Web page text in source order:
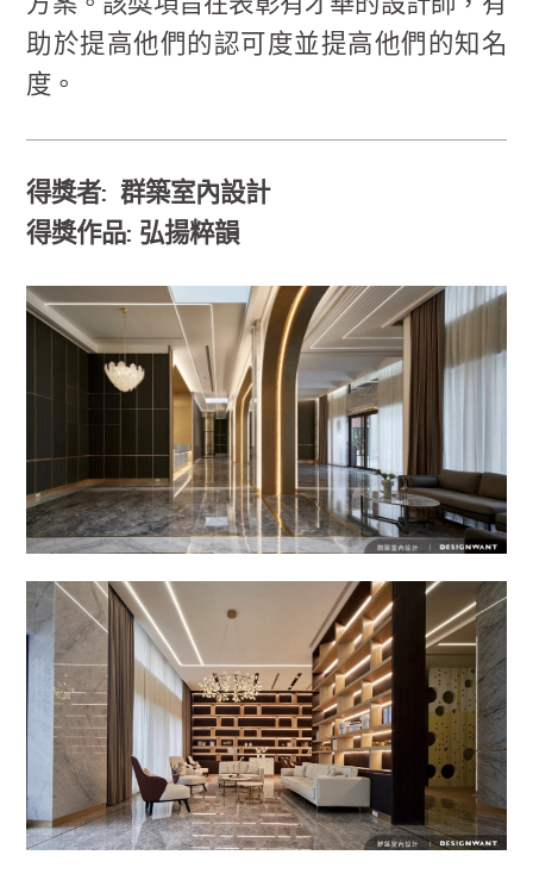
助於提高他們的認可度並提高他們的知名
度。
得獎者: 群築室內設計
得獎作品: 弘揚粹韻